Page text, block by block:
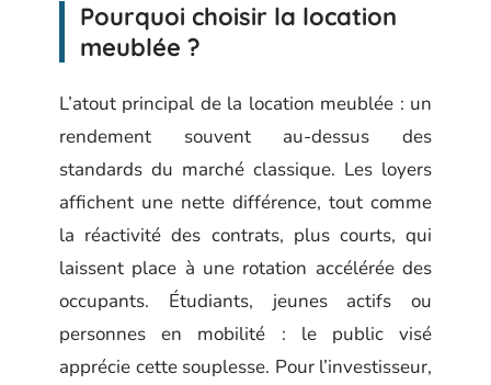
Pourquoi choisir la location
meublée ?
L’atout principal de la location meublée : un
rendement souvent au-dessus des
standards du marché classique. Les loyers
affichent une nette différence, tout comme
la réactivité des contrats, plus courts, qui
laissent place à une rotation accélérée des
occupants. Étudiants, jeunes actifs ou
personnes en mobilité : le public visé
apprécie cette souplesse. Pour l’investisseur,